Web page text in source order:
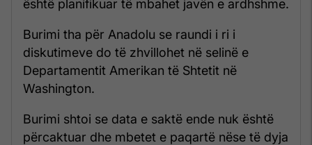
është planifikuar të mbahet javën e ardhshme.
Burimi tha për Anadolu se raundi i ri i
diskutimeve do të zhvillohet në selinë e
Departamentit Amerikan të Shtetit në
Washington.
Burimi shtoi se data e saktë ende nuk është
përcaktuar dhe mbetet e paqartë nëse të dyja